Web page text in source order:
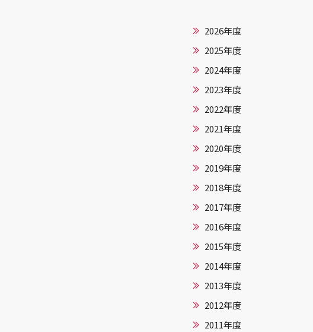
2026年度
2025年度
2024年度
2023年度
2022年度
2021年度
2020年度
2019年度
2018年度
2017年度
2016年度
2015年度
2014年度
2013年度
2012年度
2011年度